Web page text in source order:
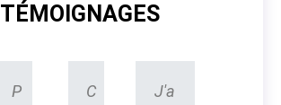
TÉMOIGNAGES
P
C
J'a